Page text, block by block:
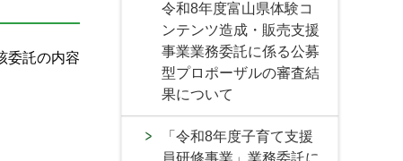
委託の内容
令和8年度富山県体験コ
ンテンツ造成・販売支援
事業業務委託に係る公募
型プロポーザルの審査結
果について
「令和8年度子育て支援
員研修事業」業務委託に